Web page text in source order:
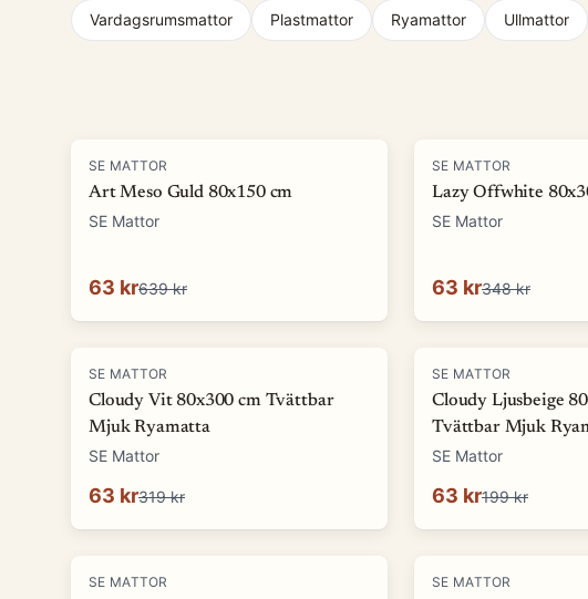
Vardagsrumsmattor Plastmattor Ryamattor Ullmattor
-90%
SE MATTOR
Art Meso Guld 80x150 cm
SE Mattor
63 kr639 kr
-82%
SE MATTOR
Lazy Offwhite
SE Mattor
63 kr348 kr
-80%
SE MATTOR
Cloudy Vit 80x300 cm Tvättbar
Mjuk Ryamatta
SE Mattor
63 kr319 kr
-68%
SE MATTOR
Cloudy Ljusbeige
Tvättbar Mjuk
SE Mattor
63 kr199 kr
-72 %
SE MATTOR -75%
SE MATTOR